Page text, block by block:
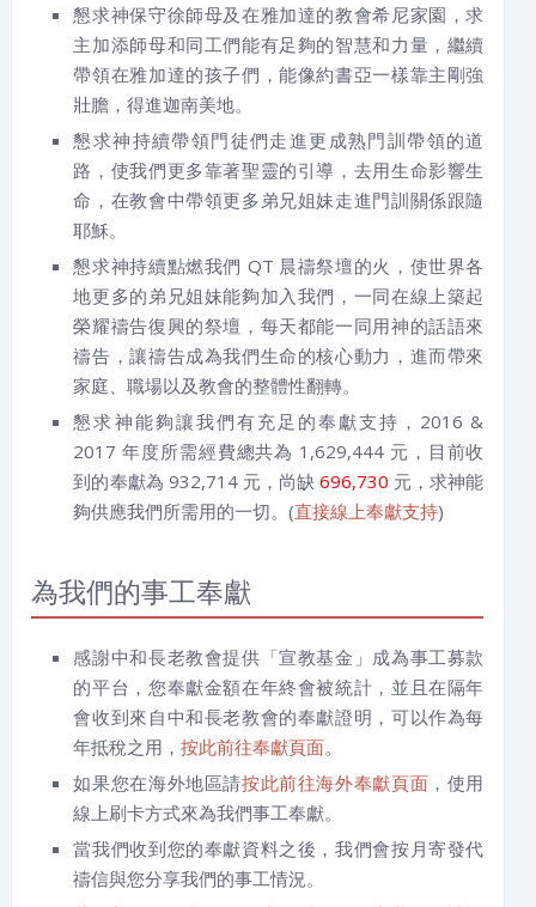
懇求神保守徐師母及在雅加達的教會希尼家園，求
主加添師母和同工們能有足夠的智慧和力量，繼續
帶領在雅加達的孩子們，能像約書亞一樣靠主剛強
壯膽，得進迦南美地。
懇求神持續帶領門徒們走進更成熟門訓帶領的道
路，使我們更多靠著聖靈的引導，去用生命影響生
命，在教會中帶領更多弟兄姐妹走進門訓關係跟隨
耶穌。
懇求神持續點燃我們 QT 晨禱祭壇的火，使世界各
地更多的弟兄姐妹能夠加入我們，一同在線上築起
榮耀禱告復興的祭壇，每天都能一同用神的話語來
禱告，讓禱告成為我們生命的核心動力，進而帶來
家庭、職場以及教會的整體性翻轉。
懇求神能夠讓我們有充足的奉獻支持，2016 &
2017 年度所需經費總共為 1,629,444 元，目前收
到的奉獻為 932,714 元，尚缺 696,730 元，求神能
夠供應我們所需用的一切。(直接線上奉獻支持)
為我們的事工奉獻
感謝中和長老教會提供「宣教基金」成為事工募款
的平台，您奉獻金額在年終會被統計，並且在隔年
會收到來自中和長老教會的奉獻證明，可以作為每
年抵稅之用，按此前往奉獻頁面。
如果您在海外地區請按此前往海外奉獻頁面 ，使用
線上刷卡方式來為我們事工奉獻。
當我們收到您的奉獻資料之後，我們會按月寄發代
禱信與您分享我們的事工情況。